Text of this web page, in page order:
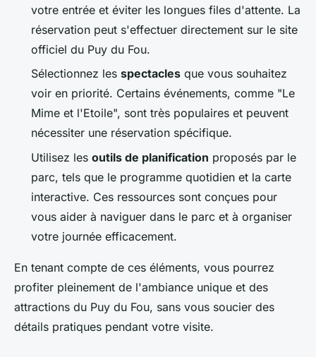
votre entrée et éviter les longues files d'attente. La
réservation peut s'effectuer directement sur le site
officiel du Puy du Fou.
Sélectionnez les spectacles que vous souhaitez
voir en priorité. Certains événements, comme "Le
Mime et l'Etoile", sont très populaires et peuvent
nécessiter une réservation spécifique.
Utilisez les outils de planification proposés par le
parc, tels que le programme quotidien et la carte
interactive. Ces ressources sont conçues pour
vous aider à naviguer dans le parc et à organiser
votre journée efficacement.
En tenant compte de ces éléments, vous pourrez
profiter pleinement de l'ambiance unique et des
attractions du Puy du Fou, sans vous soucier des
détails pratiques pendant votre visite.